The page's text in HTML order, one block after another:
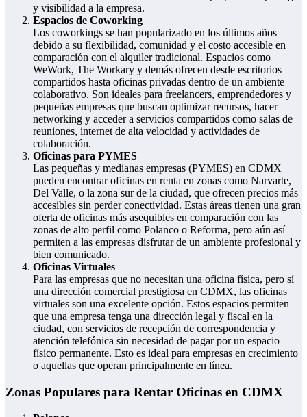
y visibilidad a la empresa.
Espacios de Coworking
Los coworkings se han popularizado en los últimos años
debido a su flexibilidad, comunidad y el costo accesible en
comparación con el alquiler tradicional. Espacios como
WeWork, The Workary y demás ofrecen desde escritorios
compartidos hasta oficinas privadas dentro de un ambiente
colaborativo. Son ideales para freelancers, emprendedores y
pequeñas empresas que buscan optimizar recursos, hacer
networking y acceder a servicios compartidos como salas de
reuniones, internet de alta velocidad y actividades de
colaboración.
Oficinas para PYMES
Las pequeñas y medianas empresas (PYMES) en CDMX
pueden encontrar oficinas en renta en zonas como Narvarte,
Del Valle, o la zona sur de la ciudad, que ofrecen precios más
accesibles sin perder conectividad. Estas áreas tienen una gran
oferta de oficinas más asequibles en comparación con las
zonas de alto perfil como Polanco o Reforma, pero aún así
permiten a las empresas disfrutar de un ambiente profesional y
bien comunicado.
Oficinas Virtuales
Para las empresas que no necesitan una oficina física, pero sí
una dirección comercial prestigiosa en CDMX, las oficinas
virtuales son una excelente opción. Estos espacios permiten
que una empresa tenga una dirección legal y fiscal en la
ciudad, con servicios de recepción de correspondencia y
atención telefónica sin necesidad de pagar por un espacio
físico permanente. Esto es ideal para empresas en crecimiento
o aquellas que operan principalmente en línea.
Zonas Populares para Rentar Oficinas en CDMX